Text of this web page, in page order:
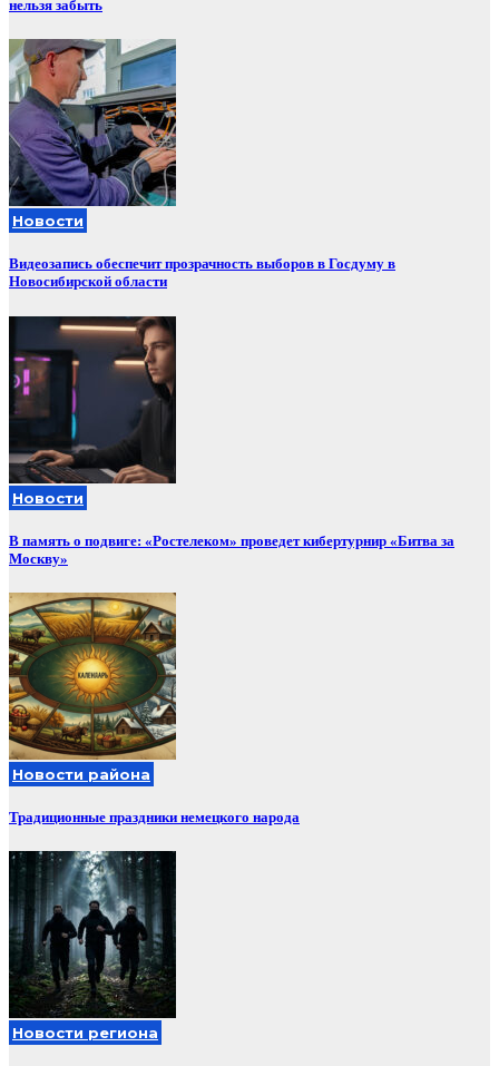
нельзя забыть
Новости
Видеозапись обеспечит прозрачность выборов в Госдуму в
Новосибирской области
Новости
В память о подвиге: «Ростелеком» проведет кибертурнир «Битва за
Москву»
Новости района
Традиционные праздники немецкого народа
Новости региона